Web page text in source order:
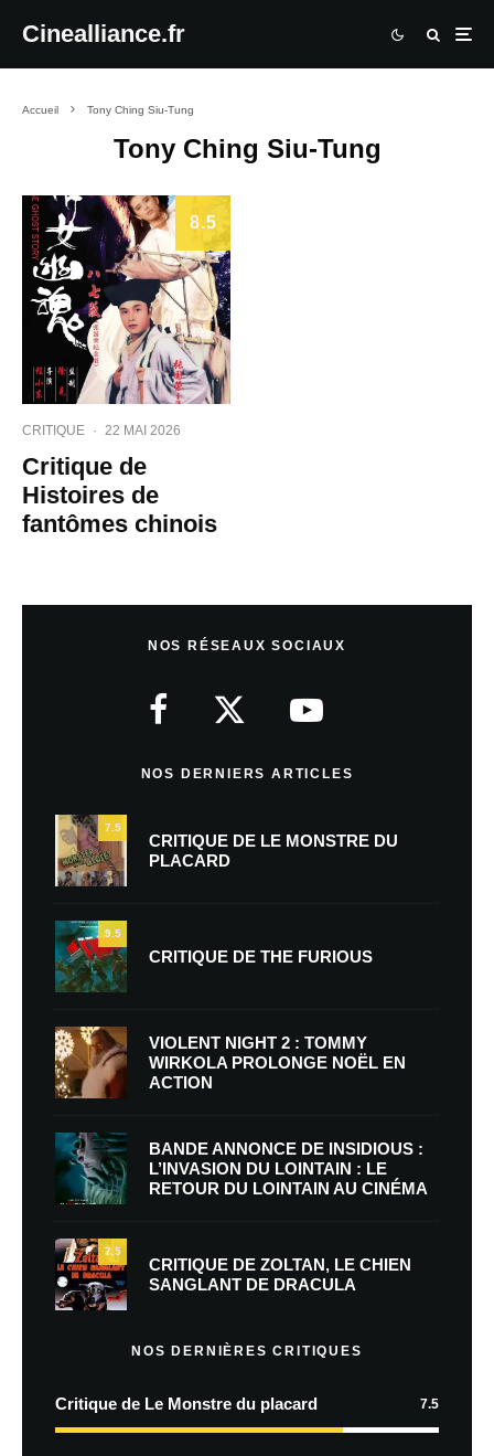
Cinealliance.fr
Accueil Tony Ching Siu-Tung
Tony Ching Siu-Tung
8.5
CRITIQUE · 22 MAI 2026
Critique de
Histoires de
fantômes chinois
NOS RÉSEAUX SOCIAUX
NOS DERNIERS ARTICLES
7.5
CRITIQUE DE LE MONSTRE DU
PLACARD
9.5
CRITIQUE DE THE FURIOUS
VIOLENT NIGHT 2 : TOMMY
WIRKOLA PROLONGE NOËL EN
ACTION
BANDE ANNONCE DE INSIDIOUS :
L’INVASION DU LOINTAIN : LE
RETOUR DU LOINTAIN AU CINÉMA
7.5
CRITIQUE DE ZOLTAN, LE CHIEN
SANGLANT DE DRACULA
NOS DERNIÈRES CRITIQUES
Critique de Le Monstre du placard 7.5